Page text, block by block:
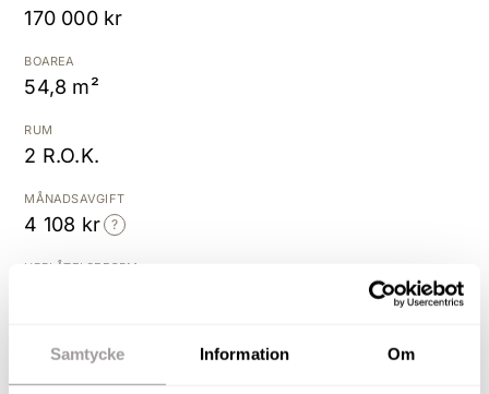
Samtycke Information Om
170 000 kr
BOAREA
54,8 m²
RUM
2 R.O.K.
MÅNADSAVGIFT
4 108 kr
UPPLÅTELSEFORM
1944